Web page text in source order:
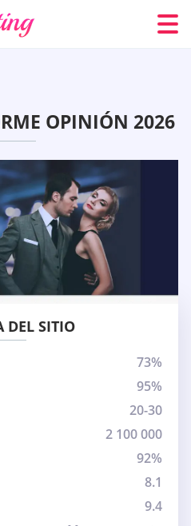
OPINIÓN 2026
DEL SITIO
73%
95%
20-30
2 100 000
92%
8.1
9.4